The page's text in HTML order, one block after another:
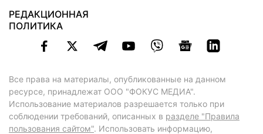
РЕДАКЦИОННАЯ
ПОЛИТИКА
Все права на материалы, опубликованные на данном
ресурсе, принадлежат ООО "ФОКУС МЕДИА".
Использование материалов разрешается только при
соблюдении требований, описанных в разделе "Правила
пользования сайтом". Использовать информацию,